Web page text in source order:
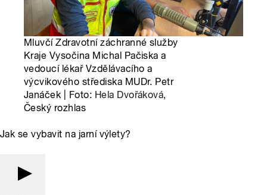
Mluvčí Zdravotní záchranné služby
Kraje Vysočina Michal Pačiska a
vedoucí lékař Vzdělávacího a
výcvikového střediska MUDr. Petr
Janáček | Foto: Hela Dvořáková,
Český rozhlas
Jak se vybavit na jarní výlety?